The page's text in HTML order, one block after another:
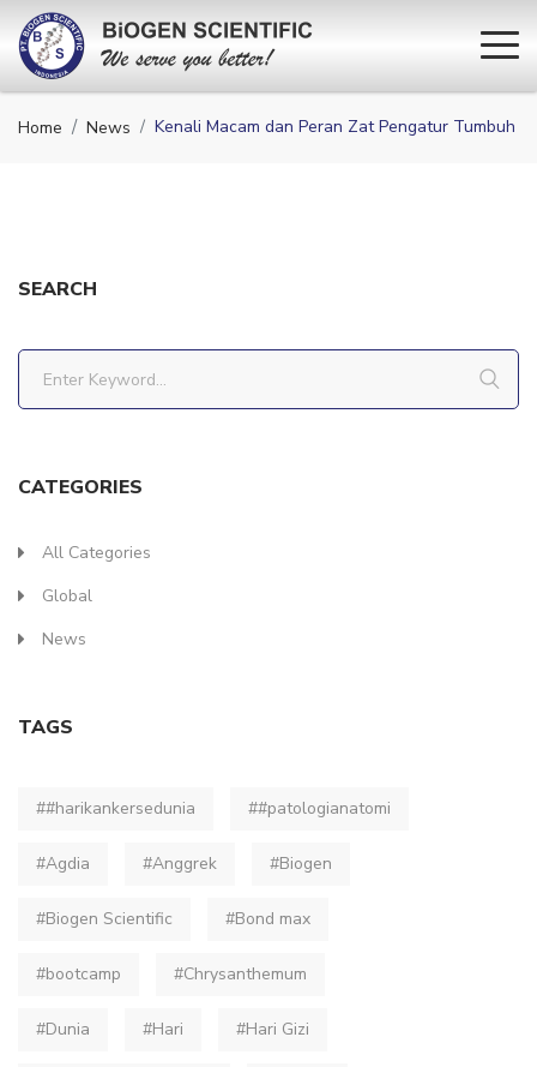
Home News Kenali Macam dan Peran Zat Pengatur Tumbuh
SEARCH
CATEGORIES
All Categories
Global
News
TAGS
##harikankersedunia ##patologianatomi
#Agdia #Anggrek #Biogen
#Biogen Scientific #Bond max
#bootcamp #Chrysanthemum
#Dunia #Hari #Hari Gizi